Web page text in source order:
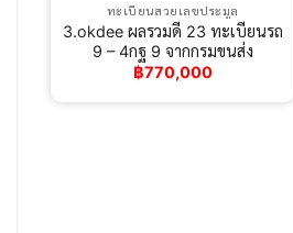
ทะเบียนสวยเลขประมูล
3.okdee ผลรวมดี 23 ทะเบียนรถ
9 – 4กฐ 9​ จากกรมขนส่ง
฿770,000